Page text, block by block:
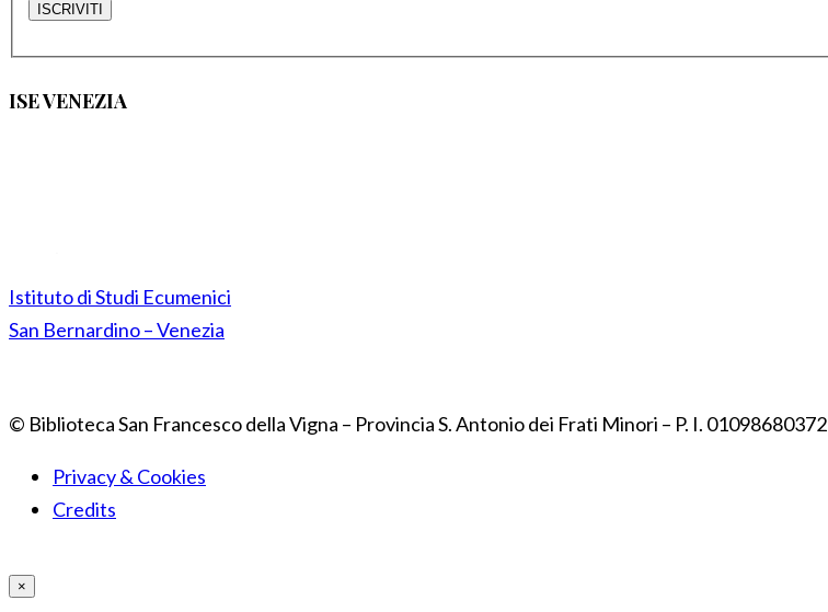
ISE VENEZIA
Istituto di Studi Ecumenici
San Bernardino – Venezia
© Biblioteca San Francesco della Vigna – Provincia S. Antonio dei Frati Minori – P. I. 01098680372
Privacy & Cookies
Credits
×